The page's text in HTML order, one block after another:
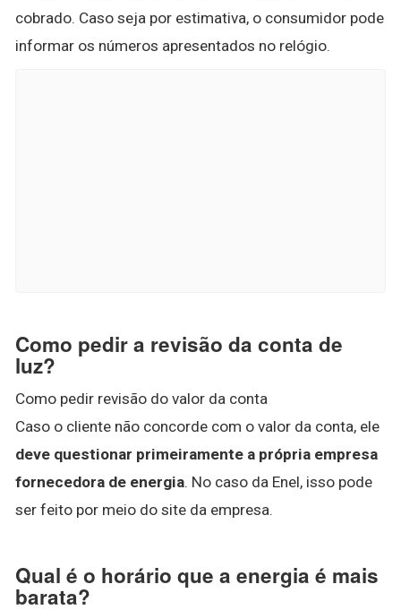
cobrado. Caso seja por estimativa, o consumidor pode
informar os números apresentados no relógio.
Como pedir a revisão da conta de
luz?
Como pedir revisão do valor da conta
Caso o cliente não concorde com o valor da conta, ele
deve questionar primeiramente a própria empresa
fornecedora de energia. No caso da Enel, isso pode
ser feito por meio do site da empresa.
Qual é o horário que a energia é mais
barata?